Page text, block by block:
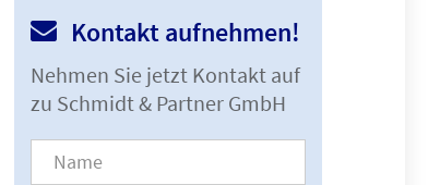
Kontakt aufnehmen!
Nehmen Sie jetzt Kontakt auf
zu Schmidt & Partner GmbH